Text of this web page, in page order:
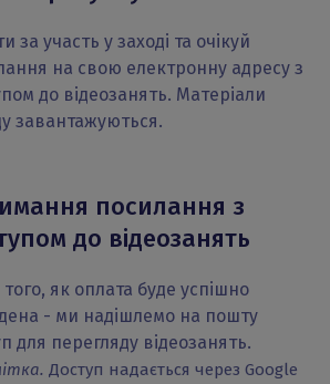
за участь у заході та очікуй
на свою електронну адресу з
до відеозанять. Матеріали
завантажуються.
посилання з
до відеозанять
того, як оплата буде успішно
- ми надішлемо на пошту
для перегляду відеозанять.
Доступ надається через Google